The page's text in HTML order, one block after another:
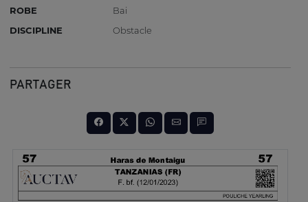
ROBE
Bai
DISCIPLINE
Obstacle
PARTAGER